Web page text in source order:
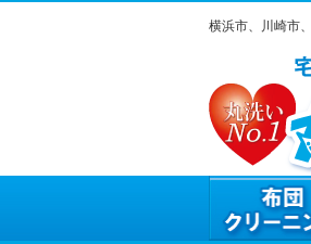
横浜市、川崎市